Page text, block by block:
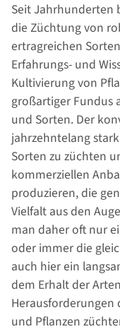
Seit Jahrhunderten
die Züchtung von
ertragreichen
Erfahrungs- und
Kultivierung von
großartiger Fundus
und Sorten. Der
jahrzehntelang
Sorten zu züchten
kommerziellen
produzieren, die
Vielfalt aus den
man daher oft nur
oder immer die
auch hier ein
dem Erhalt der
Herausforderungen
und Pflanzen